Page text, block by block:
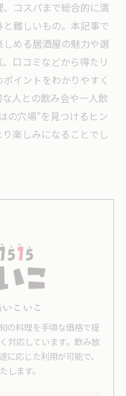
コスパまで総合的に満
難しいもの。本記事で
める居酒屋の魅力や選
口コミなどから得たリ
イントをわかりやすく
人との飲み会や一人飲
の穴場”を見つけるヒン
楽しみになることでし
こいこ
の料理を手頃な価格で提
対応しています。飲み放
応じた利用が可能で、
します。